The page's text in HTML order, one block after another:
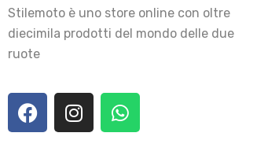
Stilemoto è uno store online con oltre
diecimila prodotti del mondo delle due
ruote